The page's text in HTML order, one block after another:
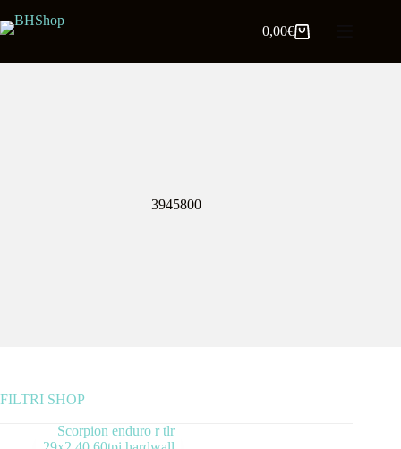
0,00€
3945800
FILTRI SHOP